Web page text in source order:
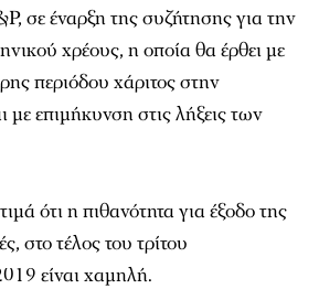
σε έναρξη της συζήτησης για την
χρέους, η οποία θα έρθει με
περιόδου χάριτος στην
επιμήκυνση στις λήξεις των
ότι η πιθανότητα για έξοδο της
στο τέλος του τρίτου
είναι χαμηλή.